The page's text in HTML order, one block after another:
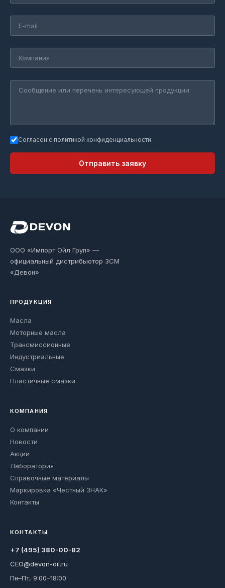
Согласен с политикой конфиденциальности
Отправить заявку
ООО «Импорт Ойл Груп» —
официальный дистрибьютор ЗСМ
«Девон»
ПРОДУКЦИЯ
Масла
Моторные масла
Трансмиссионные
Индустриальные
Смазки
Пластичные смазки
КОМПАНИЯ
О компании
Новости
Акции
Лаборатория
Справочные материалы
Маркировка «Честный ЗНАК»
Контакты
КОНТАКТЫ
+7 (495) 380-00-82
CEO@devon-oil.ru
Пн–Пт, 9:00–18:00